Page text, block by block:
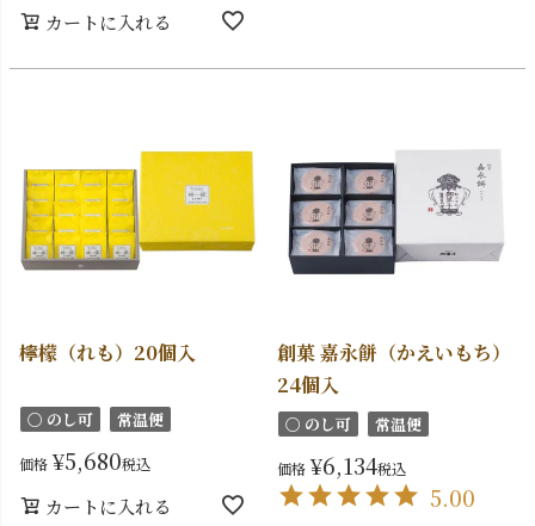
カートに入れる
檸檬（れも）20個入
〇 のし可 常温便
価格 ¥5,680税込
カートに入れる
創菓 嘉永餅（かえいもち）
24個入
〇 のし可 常温便
価格 ¥6,134税込
5.00